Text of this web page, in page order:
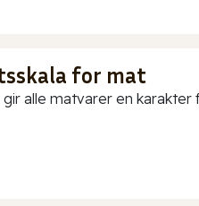
for mat
alle matvarer en karakter